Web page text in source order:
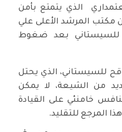
الذي يتمتع بأمن
المرشد الأعلى علي
للسيستاني بعد ضغوط
للسيستاني، الذي يحتل
من الشيعة، لا يمكن
خامنئي على القيادة
المرجع للتقليد.